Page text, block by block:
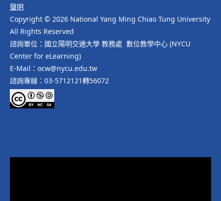
聲明
Copyright © 2026 National Yang Ming Chiao Tung University
All Rights Reserved
諮詢單位：國立陽明交通大學 教務處 數位教學中心 (NYCU
Center for eLearning)
E-Mail：ocw@nycu.edu.tw
諮詢專線：03-5712121轉56072